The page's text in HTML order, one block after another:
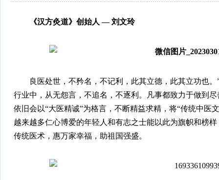
《汉方灸道》创始人 — 刘文玲
良医处世，不矜名，不记利，此其立德，此其立功也
行业中，从无怨言，不追名，不逐利。凡事都致力于做到
依旧会以“大医精诚”为格言，不断精益求精，将“传统中医
越来越多仁心博爱的年轻人和有志之士能以此为旗帜和榜
传统医术，惠万家幸福，助祖国强盛。